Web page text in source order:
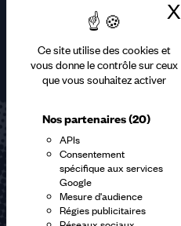
Ce site utilise des cookies et
vous donne le contrôle sur ceux
que vous souhaitez activer
Nos partenaires(20)
APIs
Consentement
spécifique aux services
Google
Mesure d'audience
Régies publicitaires
X
accessibles